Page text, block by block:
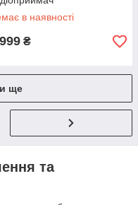
в наявності
₴
ще
та